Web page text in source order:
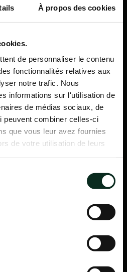
À propos des cookies
de personnaliser le contenu
fonctionnalités relatives aux
notre trafic. Nous
informations sur l'utilisation de
de médias sociaux, de
peuvent combiner celles-ci
que vous leur avez fournies
de votre utilisation de leurs
des Communes Associées